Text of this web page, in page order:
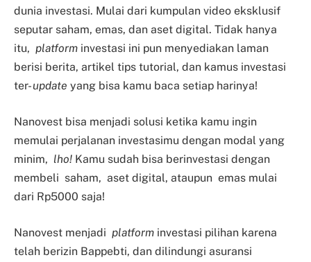
dunia investasi. Mulai dari kumpulan video eksklusif
seputar saham, emas, dan aset digital. Tidak hanya
itu, platform investasi ini pun menyediakan laman
berisi berita, artikel tips tutorial, dan kamus investasi
ter-update yang bisa kamu baca setiap harinya!
Nanovest bisa menjadi solusi ketika kamu ingin
memulai perjalanan investasimu dengan modal yang
minim, lho! Kamu sudah bisa berinvestasi dengan
membeli saham, aset digital, ataupun emas mulai
dari Rp5000 saja!
Nanovest menjadi platform investasi pilihan karena
telah berizin Bappebti, dan dilindungi asuransi